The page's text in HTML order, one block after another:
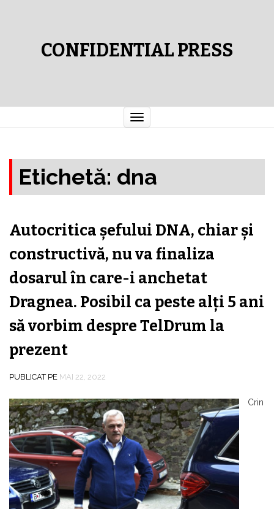
CONFIDENTIAL PRESS
Comută
navigarea
Etichetă: dna
Autocritica şefului DNA, chiar şi
constructivă, nu va finaliza
dosarul în care-i anchetat
Dragnea. Posibil ca peste alţi 5 ani
să vorbim despre TelDrum la
prezent
PUBLICAT PE MAI 22, 2022
Crin